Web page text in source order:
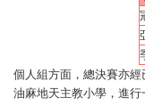
個人組方面，總決賽亦
油麻地天主教小學，進行